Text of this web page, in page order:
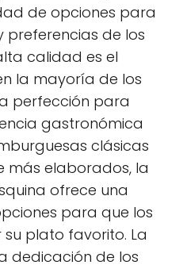
de opciones para
preferencias de los
calidad es el
la mayoría de los
perfección para
gastronómica
clásicas
más elaborados, la
ofrece una
para que los
plato favorito. La
dedicación de los